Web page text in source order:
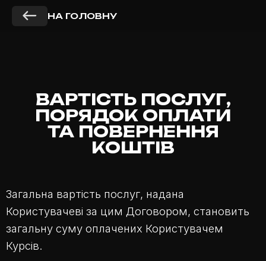
НА ГОЛОВНУ
ВАРТІСТЬ ПОСЛУГ,
ПОРЯДОК ОПЛАТИ
ТАПОВЕРНЕННЯ
КОШТІВ
Загальна вартість послуг, надана
Користувачеві за цим Договором, становить
загальну суму оплачених Користувачем
Курсів.